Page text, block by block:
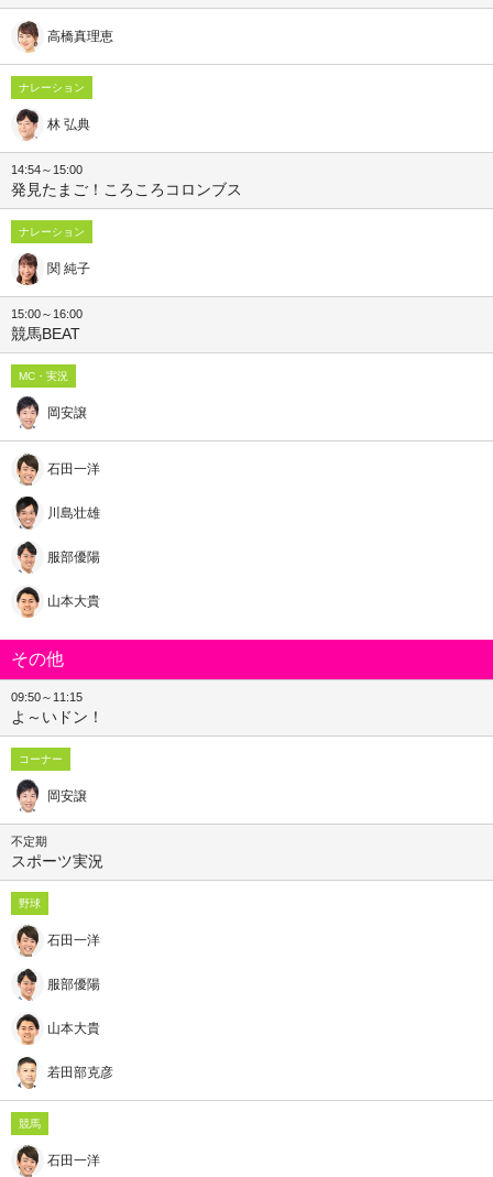
高橋真理恵
ナレーション
林 弘典
14:54～15:00
発見たまご！ころころコロンブス
ナレーション
関 純子
15:00～16:00
競馬BEAT
MC・実況
岡安譲
石田一洋
川島壮雄
服部優陽
山本大貴
その他
09:50～11:15
よ～いドン！
コーナー
岡安譲
不定期
スポーツ実況
野球
石田一洋
服部優陽
山本大貴
若田部克彦
競馬
石田一洋